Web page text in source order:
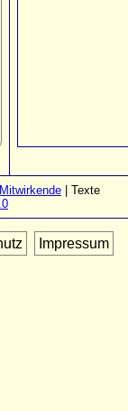
| Texte
Impressum